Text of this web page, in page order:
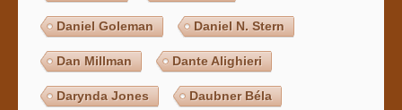
Daniel Goleman Daniel N. Stern
Dan Millman Dante Alighieri
Darynda Jones Daubner Béla